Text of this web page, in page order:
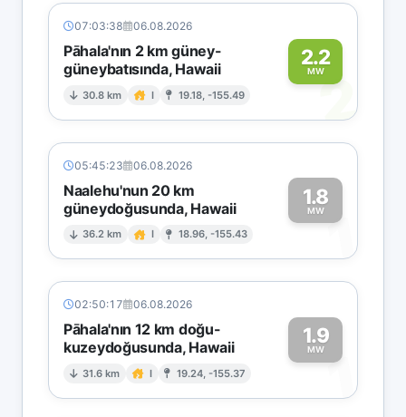
07:03:38 06.08.2026
Pāhala'nın 2 km güney-
güneybatısında, Hawaii
30.8 km I 19.18, -155.49
2.2
MW2
05:45:23 06.08.2026
Naalehu'nun 20 km
güneydoğusunda, Hawaii
36.2 km I 18.96, -155.43
1.8
MW1
02:50:17 06.08.2026
Pāhala'nın 12 km doğu-
kuzeydoğusunda, Hawaii
31.6 km I 19.24, -155.37
1.9
MW1